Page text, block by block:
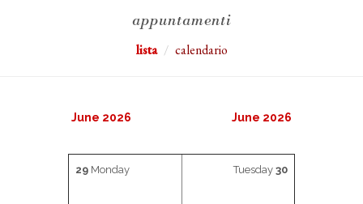
appuntamenti
lista calendario
June 2026 June 2026
29 Monday Tuesday 30